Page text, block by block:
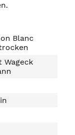
Blanc
Wageck